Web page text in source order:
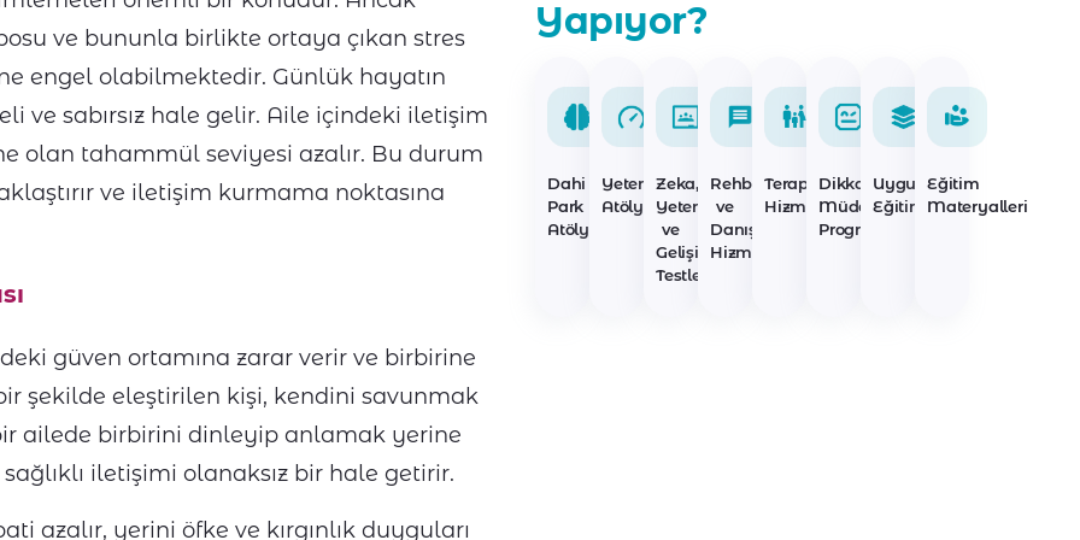
ve bununla birlikte ortaya çıkan stres
engel olabilmektedir. Günlük hayatın
ve sabırsız hale gelir. Aile içindeki iletişim
olan tahammül seviyesi azalır. Bu durum
ve iletişim kurmama noktasına
güven ortamına zarar verir ve birbirine
şekilde eleştirilen kişi, kendini savunmak
ailede birbirini dinleyip anlamak yerine
iletişimi olanaksız bir hale getirir.
azalır, yerini öfke ve kırgınlık duyguları
Yapıyor?
Dahi
Park
Atölyeleri
Yetenek
Atölyeleri
Zeka,
Yetenek
ve
Gelişim
Testleri
Rehberlik
ve
Danışmanlık
Hizmetleri
Terapi
Hizmetleri
Dikkat
Müdahale
Programları
Uygulayıcı
Eğitimleri
Eğitim
Materyalleri